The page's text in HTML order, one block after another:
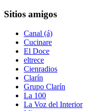
Sitios amigos
Canal (á)
Cucinare
El Doce
eltrece
Cienradios
Clarín
Grupo Clarín
La 100
La Voz del Interior